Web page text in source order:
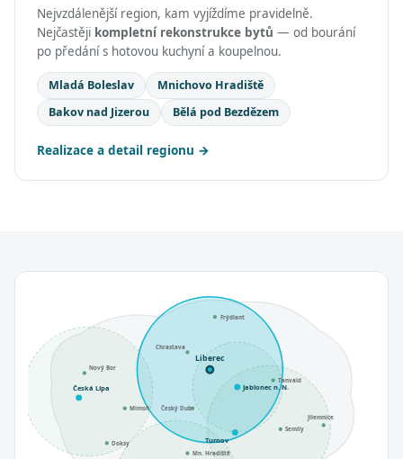
Nejvzdálenější region, kam vyjíždíme pravidelně.
Nejčastěji kompletní rekonstrukce bytů — od bourání
po předání s hotovou kuchyní a koupelnou.
Mladá Boleslav
Mnichovo Hradiště
Bakov nad Jizerou
Bělá pod Bezdězem
Realizace a detail regionu
Liberec
Jablonec n. N.
Turnov
Česká Lípa
Chrastava
Frýdlant
Tanvald
Semily
Jilemnice
Nový Bor
Mimoň
Doksy
Mn. Hradiště
Český Dub